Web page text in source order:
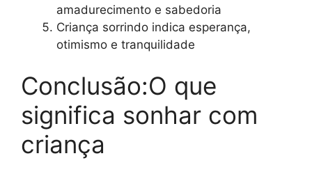
amadurecimento e sabedoria
Criança sorrindo indica esperança,
otimismo e tranquilidade
Conclusão:O que
significa sonhar com
criança